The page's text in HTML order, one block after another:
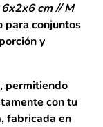
cm // M
para conjuntos
y
, permitiendo
con tu
fabricada en